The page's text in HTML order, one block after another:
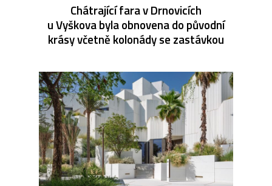
Chátrající fara v Drnovicích
u Vyškova byla obnovena do původní
krásy včetně kolonády se zastávkou